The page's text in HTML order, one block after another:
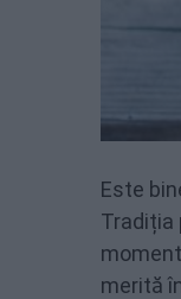
Este
Tradiția
merită